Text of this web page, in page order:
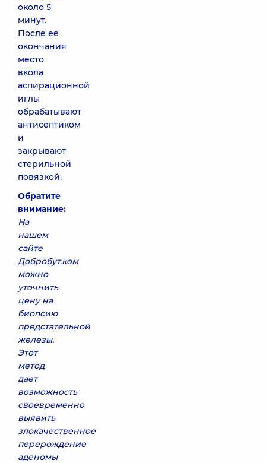
около 5
минут.
После ее
окончания
место
вкола
аспирационной
иглы
обрабатывают
антисептиком
и
закрывают
стерильной
повязкой.
Обратите
внимание:
На
нашем
сайте
Добробут.ком
можно
уточнить
цену на
биопсию
предстательной
железы.
Этот
метод
дает
возможность
своевременно
выявить
злокачественное
перерождение
аденомы